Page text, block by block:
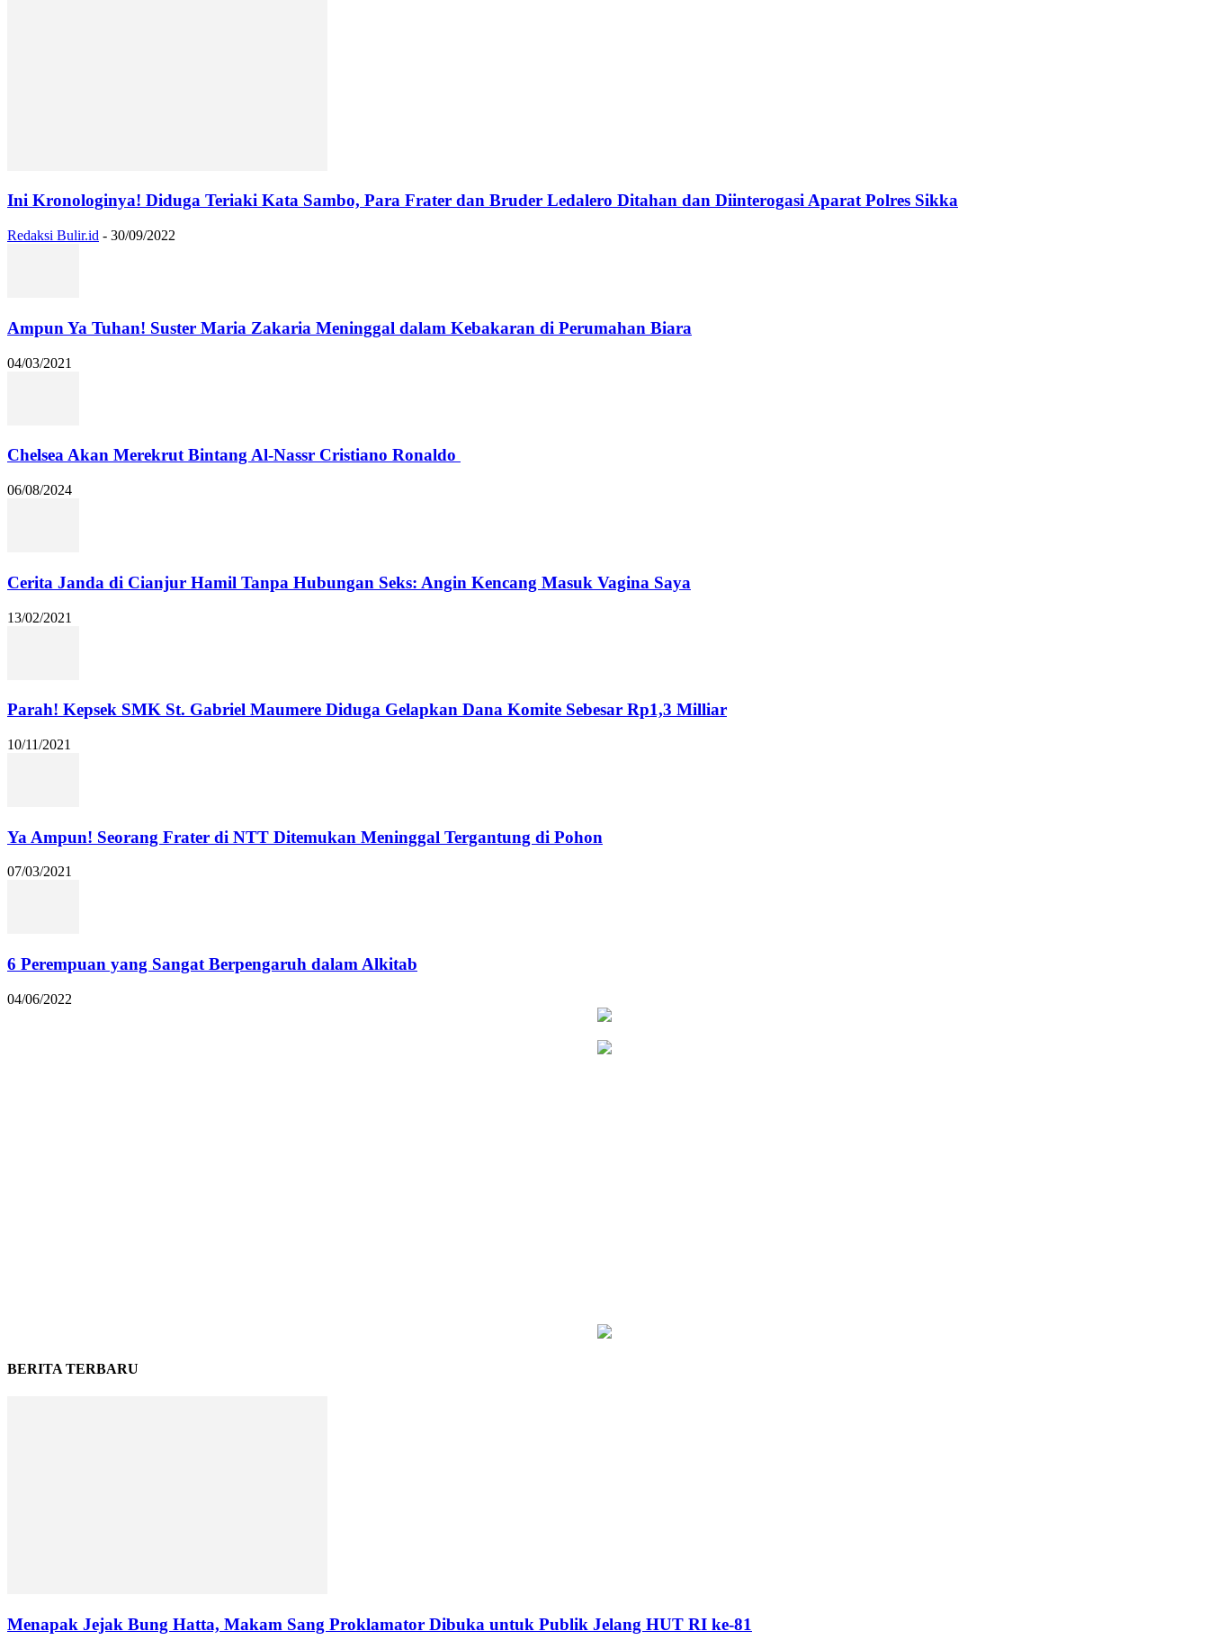
Ini Kronologinya! Diduga Teriaki Kata Sambo, Para Frater dan Bruder Ledalero Ditahan dan Diinterogasi Aparat Polres Sikka
Redaksi Bulir.id - 30/09/2022
Ampun Ya Tuhan! Suster Maria Zakaria Meninggal dalam Kebakaran di Perumahan Biara
04/03/2021
Chelsea Akan Merekrut Bintang Al-Nassr Cristiano Ronaldo
06/08/2024
Cerita Janda di Cianjur Hamil Tanpa Hubungan Seks: Angin Kencang Masuk Vagina Saya
13/02/2021
Parah! Kepsek SMK St. Gabriel Maumere Diduga Gelapkan Dana Komite Sebesar Rp1,3 Milliar
10/11/2021
Ya Ampun! Seorang Frater di NTT Ditemukan Meninggal Tergantung di Pohon
07/03/2021
6 Perempuan yang Sangat Berpengaruh dalam Alkitab
04/06/2022
BERITA TERBARU
Menapak Jejak Bung Hatta, Makam Sang Proklamator Dibuka untuk Publik Jelang HUT RI ke-81